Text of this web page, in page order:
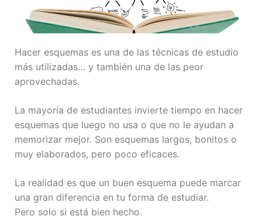
Hacer esquemas es una de las técnicas de estudio
más utilizadas… y también una de las peor
aprovechadas.
La mayoría de estudiantes invierte tiempo en hacer
esquemas que luego no usa o que no le ayudan a
memorizar mejor. Son esquemas largos, bonitos o
muy elaborados, pero poco eficaces.
La realidad es que un buen esquema puede marcar
una gran diferencia en tu forma de estudiar.
Pero solo si está bien hecho.